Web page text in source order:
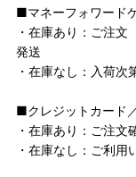
■マネーフォワード
・在庫あり：ご注
発送
・在庫なし：入荷次
■クレジットカード
・在庫あり：ご注
・在庫なし：ご利用